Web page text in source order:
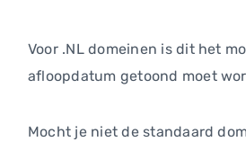
Voor .NL domeinen is dit het
afloopdatum getoond moet
Mocht je niet de standaard